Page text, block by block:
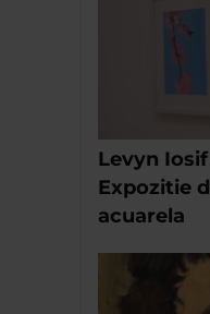
Levyn Iosif
Expozitie
acuarela